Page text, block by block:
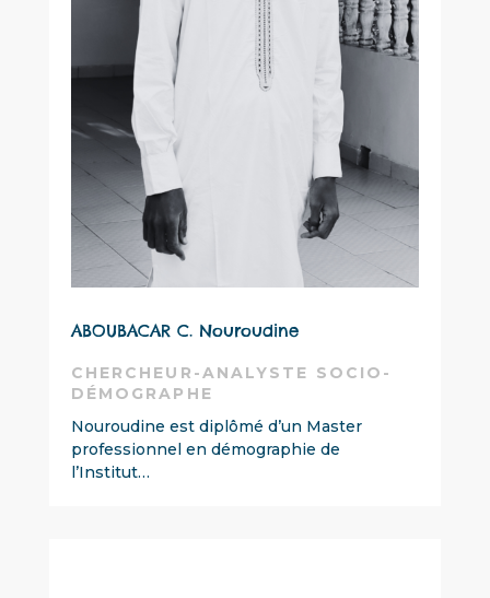
ABOUBACAR C. Nouroudine
CHERCHEUR-ANALYSTE SOCIO-
DÉMOGRAPHE
Nouroudine est diplômé d’un Master
professionnel en démographie de
l’Institut…